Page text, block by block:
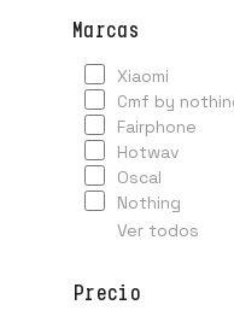
marcas
xiaomi
cmf by
fairphone
hotwav
oscal
nothing
Ver todos
precio